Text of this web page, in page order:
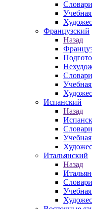
Словари
Французский
Назад
Словари
Испанский
Назад
Словари
Итальянский
Назад
Словари